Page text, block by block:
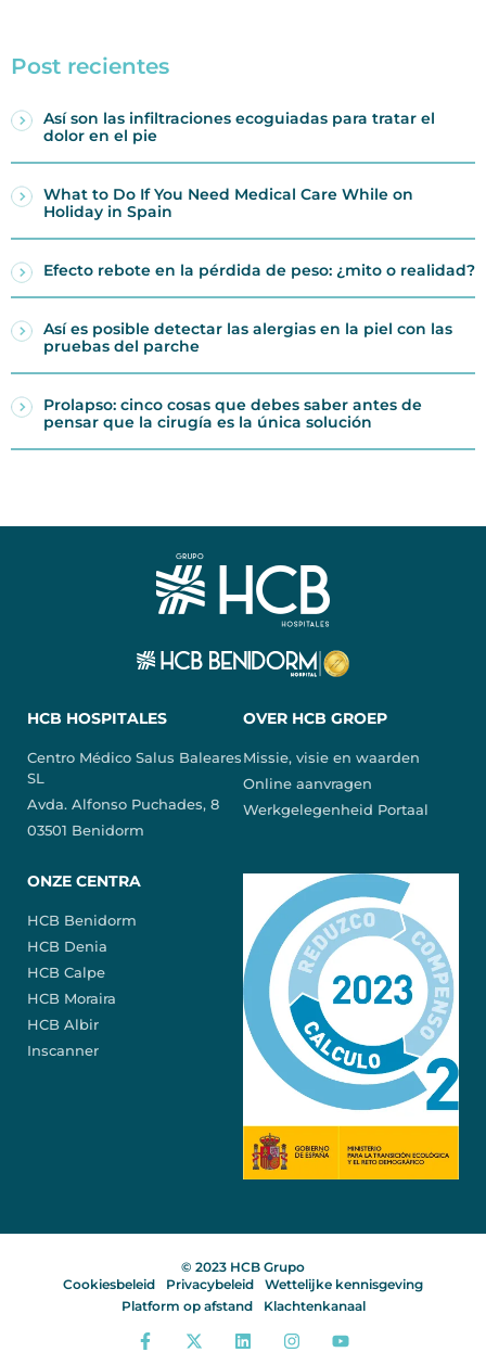
Post recientes
Así son las infiltraciones ecoguiadas para tratar el
dolor en el pie
What to Do If You Need Medical Care While on
Holiday in Spain
Efecto rebote en la pérdida de peso: ¿mito o realidad?
Así es posible detectar las alergias en la piel con las
pruebas del parche
Prolapso: cinco cosas que debes saber antes de
pensar que la cirugía es la única solución
HCB HOSPITALES
Centro Médico Salus Baleares
SL
Avda. Alfonso Puchades, 8
03501 Benidorm
OVER HCB GROEP
Missie, visie en waarden
Online aanvragen
Werkgelegenheid Portaal
ONZE CENTRA
HCB Benidorm
HCB Denia
HCB Calpe
HCB Moraira
HCB Albir
Inscanner
© 2023 HCB Grupo
Cookiesbeleid
Privacybeleid
Wettelijke kennisgeving
Platform op afstand
Klachtenkanaal